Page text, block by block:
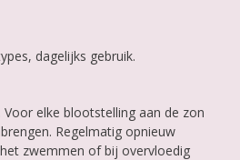
dagelijks gebruik.
Voor elke blootstelling aan de zon
Regelmatig opnieuw
zwemmen of bij overvloedig